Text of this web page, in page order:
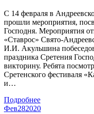
С 14 февраля в
прошли мероприятия,
Господня. Мероприятия
«Ставрос» Свято-
И.И. Акульшина
праздника Сретения
викторину. Ребята
Сретенского фестиваля
и…
Подробнее
Фев282020